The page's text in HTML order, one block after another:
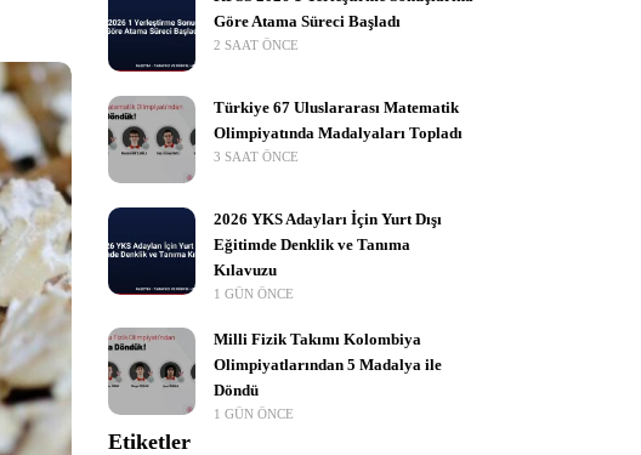
Göre Atama Süreci Başladı
2 SAAT ÖNCE
Türkiye 67 Uluslararası Matematik
Olimpiyatında Madalyaları Topladı
3 SAAT ÖNCE
2026 YKS Adayları İçin Yurt Dışı
Eğitimde Denklik ve Tanıma
Kılavuzu
1 GÜN ÖNCE
Milli Fizik Takımı Kolombiya
Olimpiyatlarından 5 Madalya ile
Döndü
1 GÜN ÖNCE
Etiketler